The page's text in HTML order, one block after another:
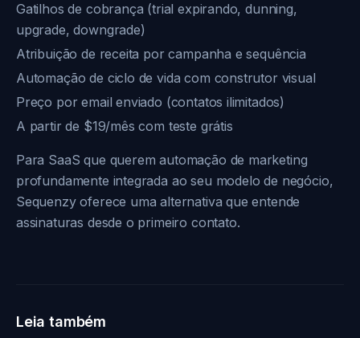
Gatilhos de cobrança (trial expirando, dunning,
upgrade, downgrade)
Atribuição de receita por campanha e sequência
Automação de ciclo de vida com construtor visual
Preço por email enviado (contatos ilimitados)
A partir de $19/mês com teste grátis
Para SaaS que querem automação de marketing
profundamente integrada ao seu modelo de negócio,
Sequenzy oferece uma alternativa que entende
assinaturas desde o primeiro contato.
Leia também